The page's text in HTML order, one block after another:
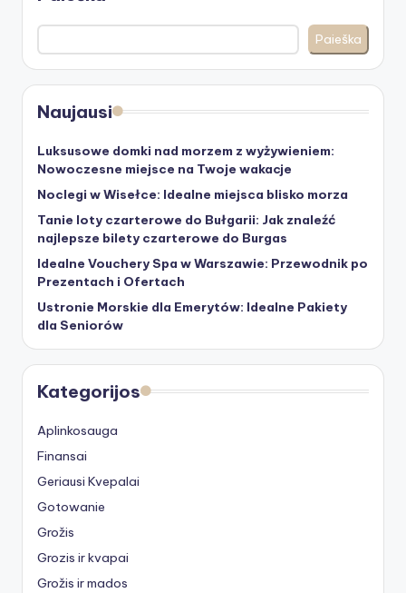
Paieška
Naujausi
Luksusowe domki nad morzem z wyżywieniem:
Nowoczesne miejsce na Twoje wakacje
Noclegi w Wisełce: Idealne miejsca blisko morza
Tanie loty czarterowe do Bułgarii: Jak znaleźć
najlepsze bilety czarterowe do Burgas
Idealne Vouchery Spa w Warszawie: Przewodnik po
Prezentach i Ofertach
Ustronie Morskie dla Emerytów: Idealne Pakiety
dla Seniorów
Kategorijos
Aplinkosauga
Finansai
Geriausi Kvepalai
Gotowanie
Grožis
Grozis ir kvapai
Grožis ir mados